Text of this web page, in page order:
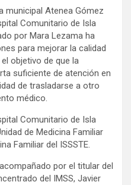
municipal Atenea Gómez
Comunitario de Isla
por Mara Lezama ha
para mejorar la calidad
objetivo de que la
suficiente de atención en
de trasladarse a otro
médico.
Comunitario de Isla
de Medicina Familiar
Familiar del ISSSTE.
por el titular del
del IMSS, Javier